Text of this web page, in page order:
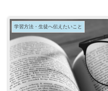
学習方法・生徒へ伝えたいこと